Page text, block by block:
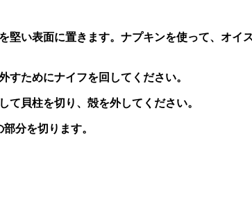
堅い表面に置きます。ナプキンを使って、オ
すためにナイフを回してください。
て貝柱を切り、殻を外してください。
分を切ります。